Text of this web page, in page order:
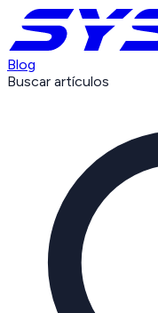
Blog
Buscar artículos